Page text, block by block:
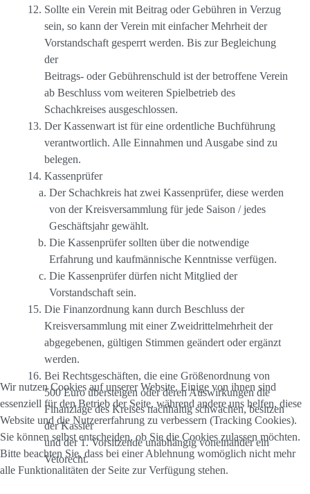
Sollte ein Verein mit Beitrag oder Gebühren in Verzug
sein, so kann der Verein mit einfacher Mehrheit der
Vorstandschaft gesperrt werden. Bis zur Begleichung
der
Beitrags- oder Gebührenschuld ist der betroffene Verein
ab Beschluss vom weiteren Spielbetrieb des
Schachkreises ausgeschlossen.
Der Kassenwart ist für eine ordentliche Buchführung
verantwortlich. Alle Einnahmen und Ausgabe sind zu
belegen.
Kassenprüfer
Der Schachkreis hat zwei Kassenprüfer, diese werden
von der Kreisversammlung für jede Saison / jedes
Geschäftsjahr gewählt.
Die Kassenprüfer sollten über die notwendige
Erfahrung und kaufmännische Kenntnisse verfügen.
Die Kassenprüfer dürfen nicht Mitglied der
Vorstandschaft sein.
Die Finanzordnung kann durch Beschluss der
Kreisversammlung mit einer Zweidrittelmehrheit der
abgegebenen, gültigen Stimmen geändert oder ergänzt
werden.
Bei Rechtsgeschäften, die eine Größenordnung von
500 Euro übersteigen oder deren Auswirkungen die
Finanzlage des Kreises nachhaltig schwächen, besitzen
der Kassier
und der 1. Vorsitzende unabhängig voneinander ein
Vetorecht.
Wir nutzen Cookies auf unserer Website. Einige von ihnen sind
essenziell für den Betrieb der Seite, während andere uns helfen, diese
Website und die Nutzererfahrung zu verbessern (Tracking Cookies).
Sie können selbst entscheiden, ob Sie die Cookies zulassen möchten.
Bitte beachten Sie, dass bei einer Ablehnung womöglich nicht mehr
alle Funktionalitäten der Seite zur Verfügung stehen.